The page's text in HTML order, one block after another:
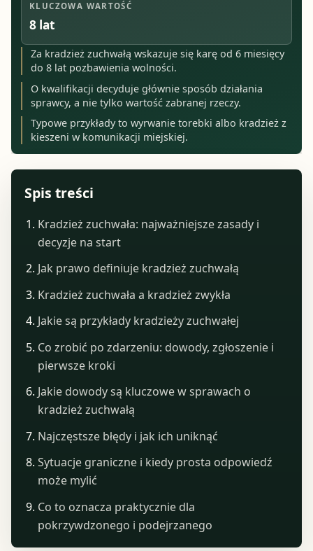
KLUCZOWA WARTOŚĆ
8 lat
Za kradzież zuchwałą wskazuje się karę od 6 miesięcy
do 8 lat pozbawienia wolności.
O kwalifikacji decyduje głównie sposób działania
sprawcy, a nie tylko wartość zabranej rzeczy.
Typowe przykłady to wyrwanie torebki albo kradzież z
kieszeni w komunikacji miejskiej.
Spis treści
Kradzież zuchwała: najważniejsze zasady i
decyzje na start
Jak prawo definiuje kradzież zuchwałą
Kradzież zuchwała a kradzież zwykła
Jakie są przykłady kradzieży zuchwałej
Co zrobić po zdarzeniu: dowody, zgłoszenie i
pierwsze kroki
Jakie dowody są kluczowe w sprawach o
kradzież zuchwałą
Najczęstsze błędy i jak ich uniknąć
Sytuacje graniczne i kiedy prosta odpowiedź
może mylić
Co to oznacza praktycznie dla
pokrzywdzonego i podejrzanego